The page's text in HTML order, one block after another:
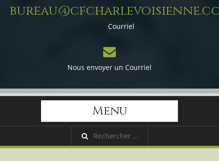
Courriel
Nous envoyer un Courriel
Menu